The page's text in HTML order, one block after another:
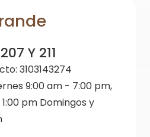
Y 211
3103143274
9:00 am - 7:00 pm,
pm Domingos y